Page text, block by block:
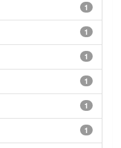
1
1
1
1
1
1